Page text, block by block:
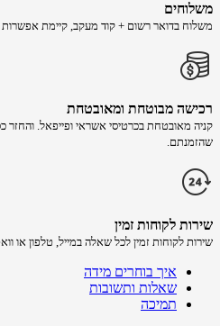
משלוחים
משלוח​ ב​דואר רשום + קוד מעקב​​, קיימת
רכישה​ מבוטחת ​ומאובטחת
קניה מאובטחת בכרטיסי אשראי ופייפאל.
שהזמנתם.
שירות לקוחות זמין
שירות לקוחות זמין לכל שאלה במייל, טלפון או
איך בוחרים מידה
שאלות ותשובות
תמיכה